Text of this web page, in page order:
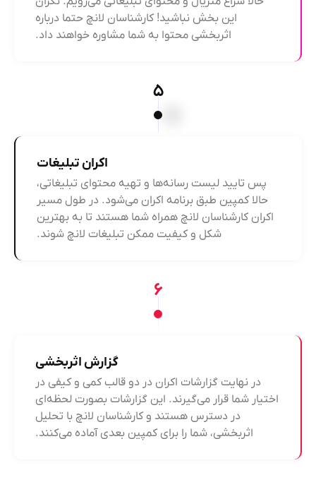
این بخش نباشید! کارشناسان لانچ حتما درباره
اثربخشی محتوا به شما مشاوره خواهند داد.
۵
اکران تبلیغات
پس تایید لیست رسانه‌ها و تهیه محتوای تبلیغاتی،
حالا کمپین طبق برنامه اکران می‌شود. در طول مسیر
اکران کارشناسان لانچ همراه شما هستند تا به بهترین
شکل و کیفیت ممکن تبلیغات لانچ شوند.
۶
گزارش اثربخشی
در نهایت گزارشات اکران در دو قالب کمی و کیفی در
اختیار شما قرار می‌گیرند. این گزارشات بصورت لحظه‌ای
در دسترس هستند و کارشناسان لانچ با تحلیل
اثربخشی، شما را برای کمپین بعدی آماده می‌کنند.